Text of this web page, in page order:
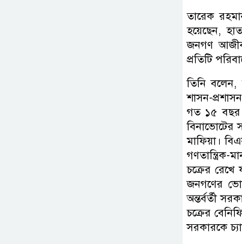
তারেক
হয়েছেন,
জনগণ
প্রতিটি
তিনি বলেন,
শাসন-
গত ১৫ বছর
বিনাভোটের
মাফিয়া।
গণতান্ত্রিক-
চক্রের
জনগণের
অন্তর্বর্তী
চক্রের
সরকারকে